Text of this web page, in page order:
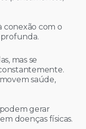
conexão com o
profunda.
mas se
saúde,
gerar
doenças físicas.